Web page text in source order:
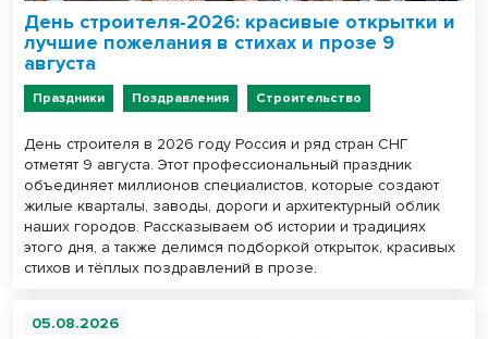
День строителя-2026: красивые открытки и
лучшие пожелания в стихах и прозе 9
августа
Праздники Поздравления Строительство
День строителя в 2026 году Россия и ряд стран СНГ
отметят 9 августа. Этот профессиональный праздник
объединяет миллионов специалистов, которые создают
жилые кварталы, заводы, дороги и архитектурный облик
наших городов. Рассказываем об истории и традициях
этого дня, а также делимся подборкой открыток, красивых
стихов и тёплых поздравлений в прозе.
05.08.2026